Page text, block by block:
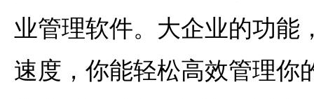
业管理软件。大企业的功能
速度，你能轻松高效管理你